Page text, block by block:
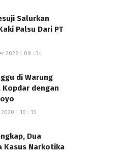
Salurkan
Palsu Dari PT
2022 | 09 : 34
di Warung
Kopdar dengan
| 10 : 13
Dua
Kasus Narkotika